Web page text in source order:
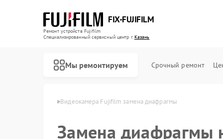
FIX-FUJIFILM
Ремонт устройств Fujifilm
Специализированный cервисный центр г.Казань
Мы ремонтируем Срочный ремонт
Fujifilm в Казани Видеокамера Fujifilm замена диафрагмы
Замена диафрагмы